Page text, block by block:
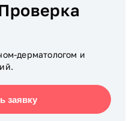
дерматологом и
заявку